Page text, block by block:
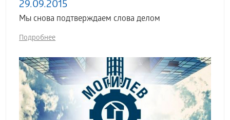
29.09.2015
Мы снова подтверждаем слова делом
Подробнее